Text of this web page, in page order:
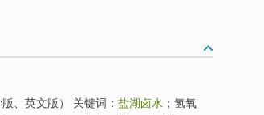
、英文版） 关键词： 盐湖卤水 ；氢氧